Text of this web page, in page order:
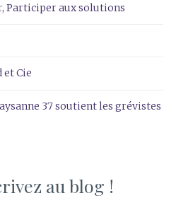
Participer aux solutions
et Cie
37 soutient les grévistes
au blog !